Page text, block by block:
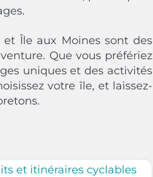
et Île aux Moines sont des
Que vous préfériez
uniques et des activités
votre île, et laissez-
et itinéraires cyclables